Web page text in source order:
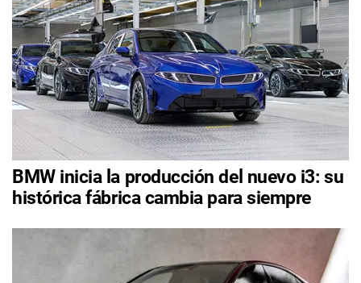
BMW inicia la producción del nuevo i3: su
histórica fábrica cambia para siempre